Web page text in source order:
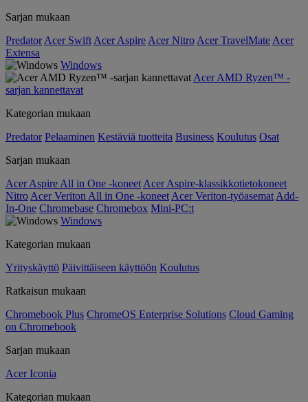
Sarjan mukaan
Predator Acer Swift Acer Aspire Acer Nitro Acer TravelMate Acer
Extensa
Windows
Acer AMD Ryzen™ -
sarjan kannettavat
Kategorian mukaan
Predator Pelaaminen Kestäviä tuotteita Business Koulutus Osat
Sarjan mukaan
Acer Aspire All in One -koneet Acer Aspire-klassikkotietokoneet
Nitro Acer Veriton All in One -koneet Acer Veriton-työasemat Add-
In-One Chromebase Chromebox Mini-PC:t
Windows
Kategorian mukaan
Yrityskäyttö Päivittäiseen käyttöön Koulutus
Ratkaisun mukaan
Chromebook Plus ChromeOS Enterprise Solutions Cloud Gaming
on Chromebook
Sarjan mukaan
Acer Iconia
Kategorian mukaan